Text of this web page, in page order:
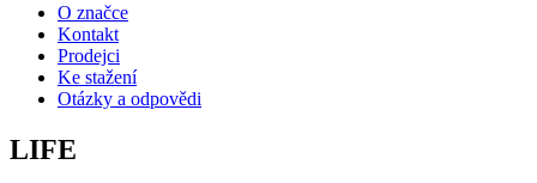
O značce
Kontakt
Prodejci
Ke stažení
Otázky a odpovědi
LIFE